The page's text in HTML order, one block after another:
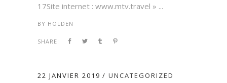
17Site internet : www.mtv.travel » ...
BY HOLDEN
SHARE:
22 JANVIER 2019 UNCATEGORIZED